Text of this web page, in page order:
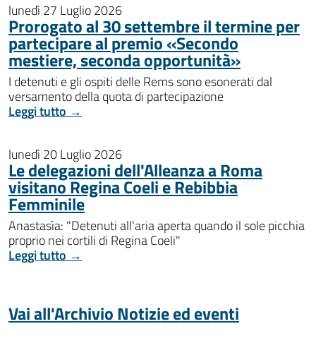
lunedì 27 Luglio 2026
Prorogato al 30 settembre il termine per
partecipare al premio «Secondo
mestiere, seconda opportunità»
I detenuti e gli ospiti delle Rems sono esonerati dal
versamento della quota di partecipazione
Leggi tutto →
lunedì 20 Luglio 2026
Le delegazioni dell'Alleanza a Roma
visitano Regina Coeli e Rebibbia
Femminile
Anastasìa: "Detenuti all'aria aperta quando il sole picchia
proprio nei cortili di Regina Coeli"
Leggi tutto →
Vai all'Archivio Notizie ed eventi